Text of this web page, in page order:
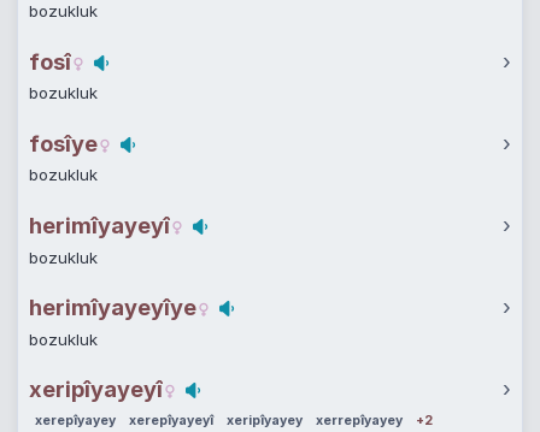
bozukluk
fosî ›
bozukluk
fosîye ›
bozukluk
herimîyayeyî ›
bozukluk
herimîyayeyîye ›
bozukluk
xeripîyayeyî ›
xerepîyayey xerepîyayeyî xeripîyayey xerrepîyayey +2